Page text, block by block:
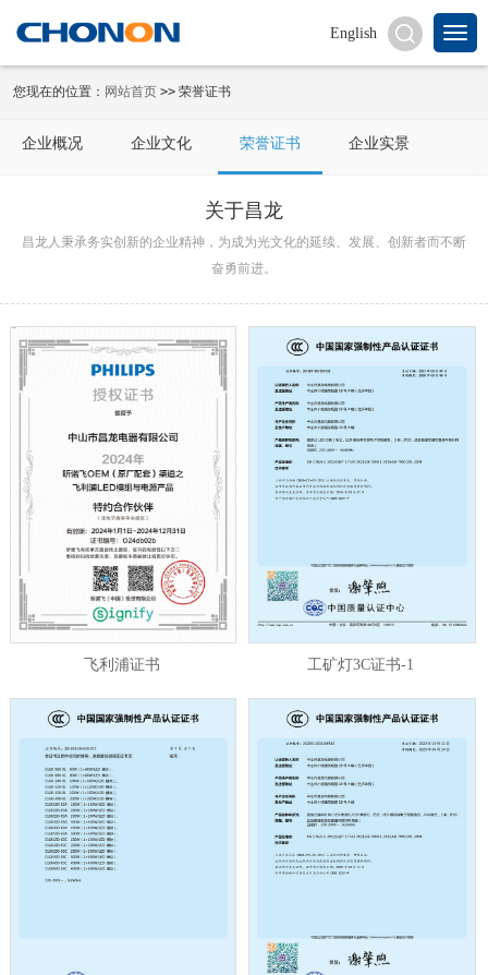
English
您现在的位置： 网站首页 >> 荣誉证书
企业概况 企业文化 荣誉证书 企业实景
关于昌龙
昌龙人秉承务实创新的企业精神，为成为光文化的延续、发展、创新者而不断
奋勇前进。
飞利浦证书 工矿灯3C证书-1